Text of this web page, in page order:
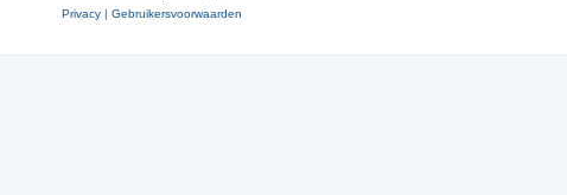
Privacy | Gebruikersvoorwaarden